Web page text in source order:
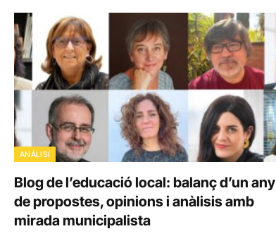
ANÀLISI
Blog de l’educació local: balanç d’un any
de propostes, opinions i anàlisis amb
mirada municipalista